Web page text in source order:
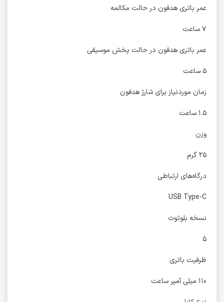
عمر باتری هدفون در حالت مکالمه
۷ ساعت
عمر باتری هدفون در حالت پخش موسیقی
۵ ساعت
زمان موردنیاز برای شارژ هدفون
۱.۵ ساعت
وزن
۲۵ گرم
درگاه‌های ارتباطی
USB Type-C
نسخه بلوتوث
۵
ظرفیت باتری
۱۱۰ میلی آمپر ساعت